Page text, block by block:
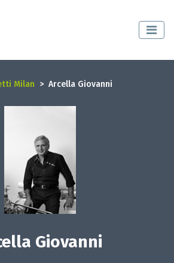
Milan Arcella Giovanni
Giovanni